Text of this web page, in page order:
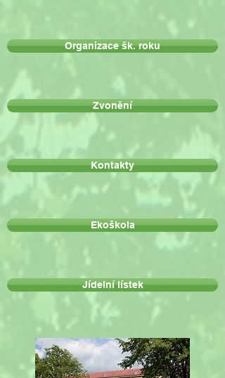
Organizace šk. roku
Zvonění
Kontakty
Ekoškola
Jídelní lístek